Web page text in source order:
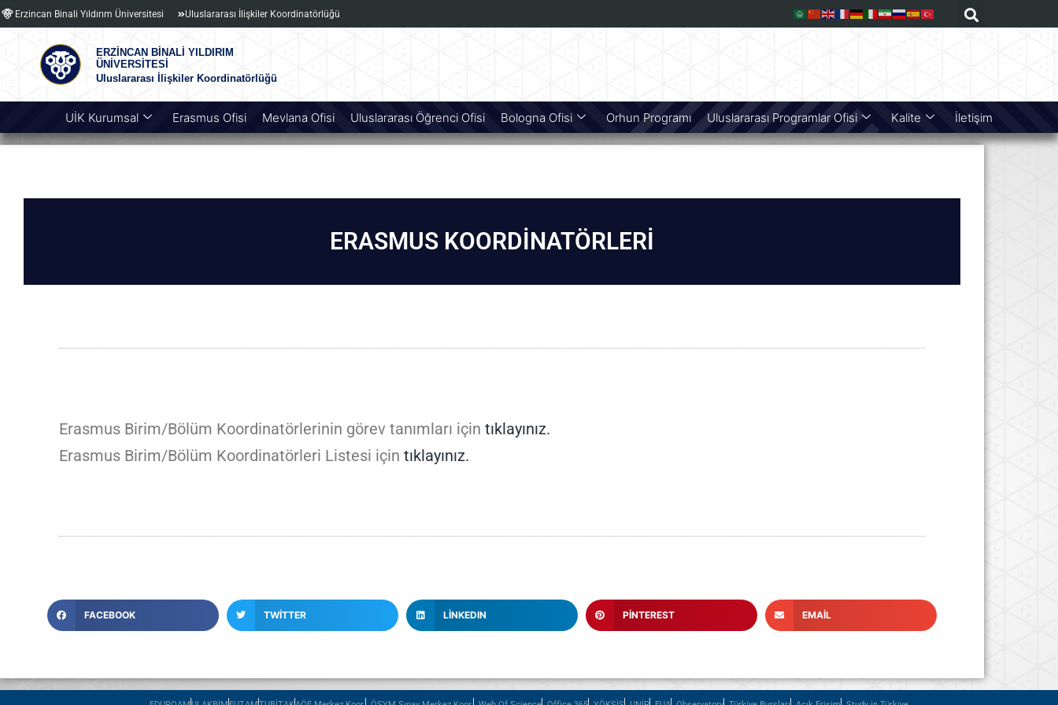
Erzincan Binali Yıldırım Üniversitesi Uluslararası İlişkiler Koordinatörlüğü
ERZİNCAN BİNALİ YILDIRIM
ÜNİVERSİTESİ
Uluslararası İlişkiler Koordinatörlüğü
UİK Kurumsal Erasmus Ofisi Mevlana Ofisi Uluslararası Öğrenci Ofisi Bologna Ofisi Orhun Programı Uluslararası Programlar Ofisi Kalite İletişim
ERASMUS KOORDİNATÖRLERİ
Erasmus Birim/Bölüm Koordinatörlerinin görev tanımları için tıklayınız.
Erasmus Birim/Bölüm Koordinatörleri Listesi için tıklayınız.
FACEBOOK TWITTER LINKEDIN PINTEREST EMAIL